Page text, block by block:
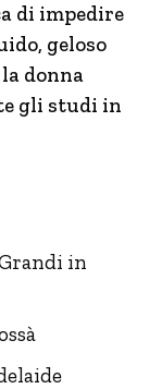
di impedire
geloso
donna
gli studi in
in